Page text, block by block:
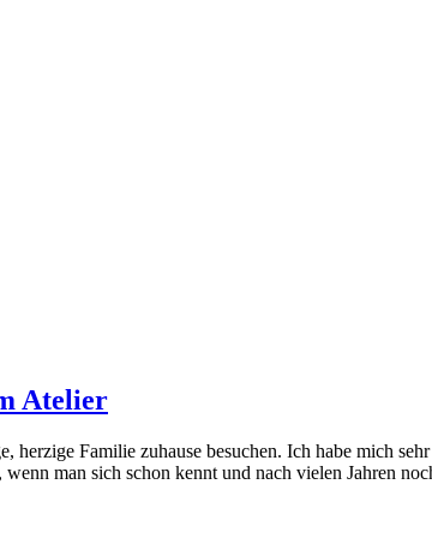
Atelier
Familie zuhause besuchen. Ich habe mich
man sich schon kennt und nach vielen Jahren